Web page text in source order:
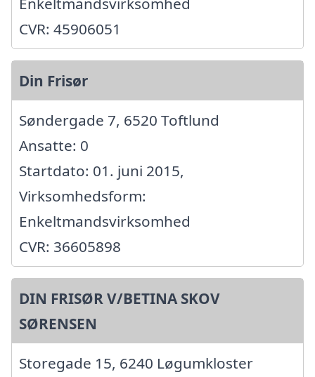
CVR: 45906051
Din Frisør
Søndergade 7, 6520 Toftlund
Ansatte: 0
Startdato: 01. juni 2015,
Virksomhedsform:
Enkeltmandsvirksomhed
CVR: 36605898
DIN FRISØR V/BETINA SKOV
SØRENSEN
Storegade 15, 6240 Løgumkloster